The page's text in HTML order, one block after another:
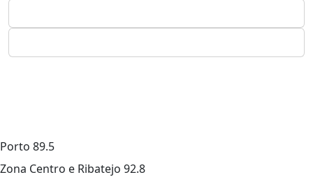
Porto 89.5
Zona Centro e Ribatejo 92.8